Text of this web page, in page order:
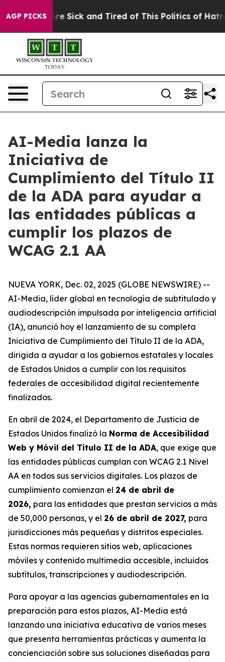
AGP PICKSAre Sick and Tired of This Politics of Hatred”
AI-Media lanza la
Iniciativa de
Cumplimiento del Título II
de la ADA para ayudar a
las entidades públicas a
cumplir los plazos de
WCAG 2.1 AA
NUEVA YORK, Dec. 02, 2025 (GLOBE NEWSWIRE) --
AI-Media, líder global en tecnología de subtitulado y
audiodescripción impulsada por inteligencia artificial
(IA), anunció hoy el lanzamiento de su completa
Iniciativa de Cumplimiento del Título II de la ADA,
dirigida a ayudar a los gobiernos estatales y locales
de Estados Unidos a cumplir con los requisitos
federales de accesibilidad digital recientemente
finalizados.
En abril de 2024, el Departamento de Justicia de
Estados Unidos finalizó la Norma de Accesibilidad
Web y Móvil del Título II de la ADA, que exige que
las entidades públicas cumplan con WCAG 2.1 Nivel
AA en todos sus servicios digitales. Los plazos de
cumplimiento comienzan el 24 de abril de
2026, para las entidades que prestan servicios a más
de 50,000 personas, y el 26 de abril de 2027, para
jurisdicciones más pequeñas y distritos especiales.
Estas normas requieren sitios web, aplicaciones
móviles y contenido multimedia accesible, incluidos
subtítulos, transcripciones y audiodescripción.
Para apoyar a las agencias gubernamentales en la
preparación para estos plazos, AI-Media está
lanzando una iniciativa educativa de varios meses
que presenta herramientas prácticas y aumenta la
concienciación sobre sus soluciones diseñadas para